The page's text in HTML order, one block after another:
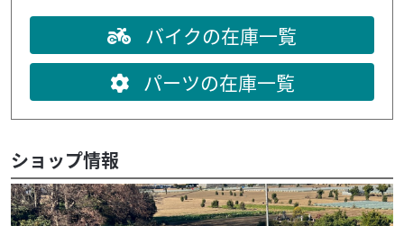
バイクの在庫一覧
パーツの在庫一覧
ショップ情報